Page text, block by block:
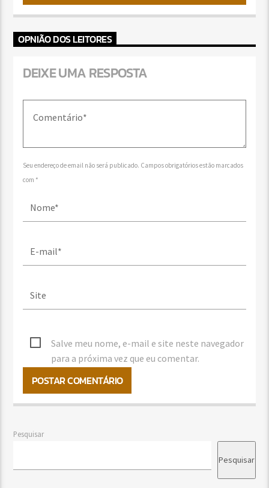
OPNIÃO DOS LEITORES
DEIXE UMA RESPOSTA
Seu endereço de email não será publicado. Campos obrigatórios estão marcados
com *
Salve meu nome, e-mail e site neste navegador
para a próxima vez que eu comentar.
Pesquisar
Pesquisar